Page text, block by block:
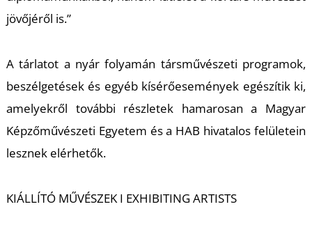
jövőjéről is.”
A tárlatot a nyár folyamán társművészeti programok,
beszélgetések és egyéb kísérőesemények egészítik ki,
amelyekről további részletek hamarosan a Magyar
Képzőművészeti Egyetem és a HAB hivatalos felületein
lesznek elérhetők.
KIÁLLÍTÓ MŰVÉSZEK I EXHIBITING ARTISTS